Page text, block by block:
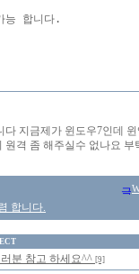
능 합니다.
지금제가 윈도우7인데
격 좀 해주실수 없나요 부
합니다.
분 참고 하세요^^ [9]